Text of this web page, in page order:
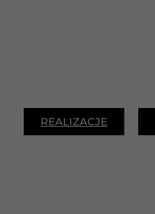
REALIZACJE